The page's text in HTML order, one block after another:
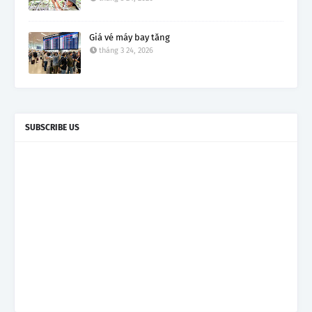
Giá vé máy bay tăng
tháng 3 24, 2026
SUBSCRIBE US